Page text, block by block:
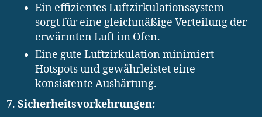
Ein effizientes Luftzirkulationssystem
sorgt für eine gleichmäßige Verteilung der
erwärmten Luft im Ofen.
Eine gute Luftzirkulation minimiert
Hotspots und gewährleistet eine
konsistente Aushärtung.
Sicherheitsvorkehrungen: